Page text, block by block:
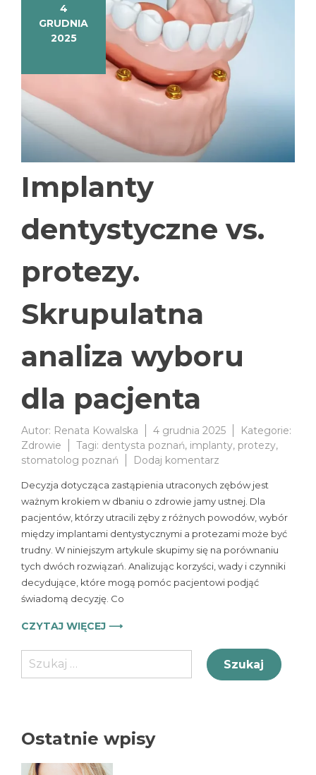
4
GRUDNIA
2025
Implanty
dentystyczne vs.
protezy.
Skrupulatna
analiza wyboru
dla pacjenta
Autor: Renata Kowalska 4 grudnia 2025
Kategorie:
Zdrowie
Tagi: dentysta poznań, implanty, protezy,
stomatolog poznań
Dodaj komentarz
dentystyczne
vs.
protezy.
Skrupulatna
analiza
wyboru
dla
Decyzja dotycząca zastąpienia utraconych zębów jest
ważnym krokiem w dbaniu o zdrowie jamy ustnej. Dla
pacjentów, którzy utracili zęby z różnych powodów, wybór
między implantami dentystycznymi a protezami może być
trudny. W niniejszym artykule skupimy się na porównaniu
tych dwóch rozwiązań. Analizując korzyści, wady i czynniki
decydujące, które mogą pomóc pacjentowi podjąć
świadomą decyzję. Co
CZYTAJ WIĘCEJ ⟶
Szukaj:
Ostatnie wpisy